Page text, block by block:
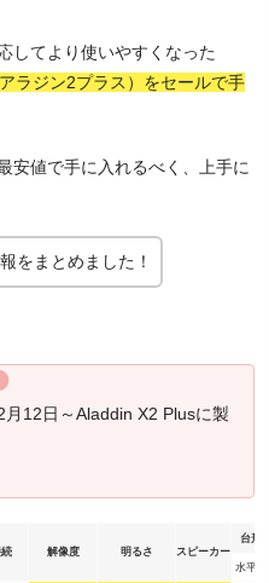
してより使いやすくなった
ラジン2プラス）をセールで手
安値で手に入れるべく、上手に
をまとめました！
12日～Aladdin X2 Plusに製
解像度 明るさ スピーカー
台形
水平